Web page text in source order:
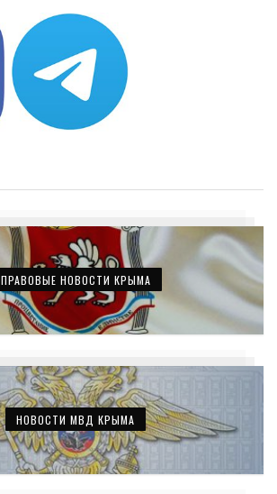
ПРАВОВЫЕ НОВОСТИ КРЫМА
НОВОСТИ МВД КРЫМА